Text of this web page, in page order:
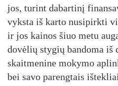
jos, tu­rint da­bar­ti­nį
vyks­ta iš kar­to nu­si­pirk­ti
ir jos kai­nos šiuo me­tu
do­vė­lių sty­gių ban­do­ma iš
skait­me­ni­ne mo­ky­mo
bei sa­vo pa­reng­tais